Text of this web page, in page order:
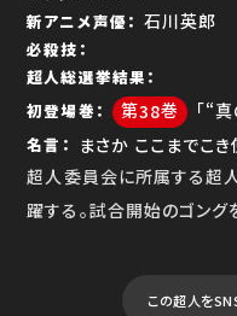
新アニメ声優
石川英郎
必殺技
超人総選挙結果
初登場巻
38 「“
名言
まさか ここまでこ
超人委員会に所属する超
躍する。試合開始のゴング
この超人を